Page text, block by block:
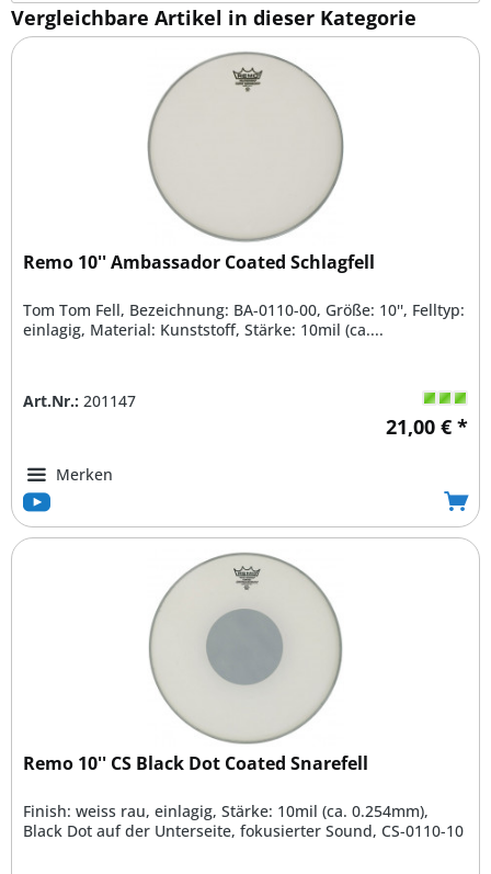
Vergleichbare Artikel in dieser Kategorie
Remo 10'' Ambassador Coated Schlagfell
Tom Tom Fell, Bezeichnung: BA-0110-00, Größe: 10'', Felltyp:
einlagig, Material: Kunststoff, Stärke: 10mil (ca....
Art.Nr.: 201147
21,00 € *
Merken
Remo 10'' CS Black Dot Coated Snarefell
Finish: weiss rau, einlagig, Stärke: 10mil (ca. 0.254mm),
Black Dot auf der Unterseite, fokusierter Sound, CS-0110-10